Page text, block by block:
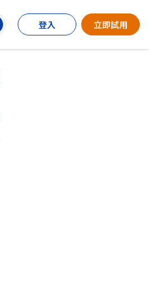
登入 立即試用